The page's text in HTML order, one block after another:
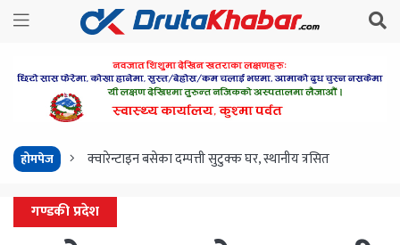
होमपेज क्‍वारेन्टाइन बसेका दम्पत्ती सुटुक्‍क घर, स्थानीय त्रसित
गण्डकी प्रदेश